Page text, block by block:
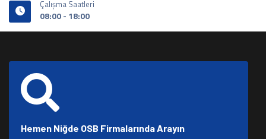
Çalışma Saatleri
08:00 - 18:00
Hemen Niğde OSB Firmalarında Arayın